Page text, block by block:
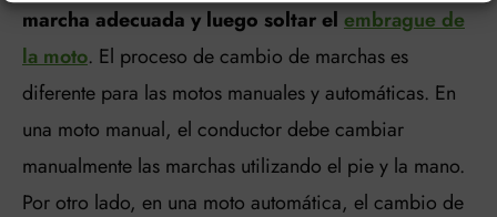
marcha adecuada y luego soltar el embrague de
la moto. El proceso de cambio de marchas es
diferente para las motos manuales y automáticas. En
una moto manual, el conductor debe cambiar
manualmente las marchas utilizando el pie y la mano.
Por otro lado, en una moto automática, el cambio de